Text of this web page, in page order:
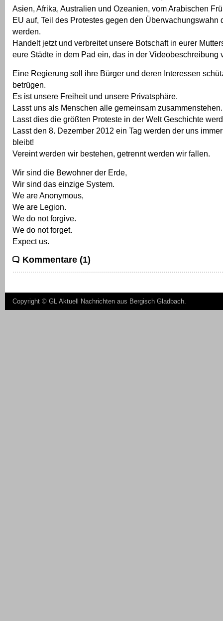
Asien, Afrika, Australien und Ozeanien, vom Arabischen
EU auf, Teil des Protestes gegen den Überwachungswahn
werden.
Handelt jetzt und verbreitet unsere Botschaft in eurer
eure Städte in dem Pad ein, das in der Videobeschreibung
Eine Regierung soll ihre Bürger und deren Interessen
betrügen.
Es ist unsere Freiheit und unsere Privatsphäre.
Lasst uns als Menschen alle gemeinsam zusammenstehen.
Lasst dies die größten Proteste in der Welt Geschichte
Lasst den 8. Dezember 2012 ein Tag werden der uns
bleibt!
Vereint werden wir bestehen, getrennt werden wir fallen.
Wir sind die Bewohner der Erde,
Wir sind das einzige System.
We are Anonymous,
We are Legion.
We do not forgive.
We do not forget.
Expect us.
Kommentare (1)
Copyright © GL Aktuell Nachrichten aus Bergisch Gladbach.